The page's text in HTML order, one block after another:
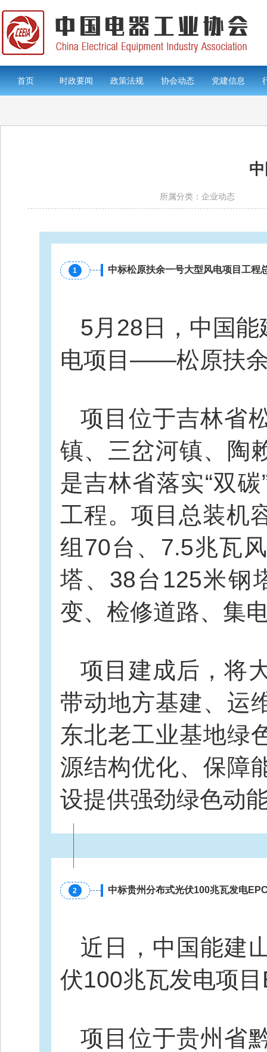
首页 时政要闻 政策法规 协会动态 党建信息
所属分类：企业动态
1 中标松原扶余一号大型风电项目工程
5月28日，中国
电项目——松原扶余
项目位于吉林省
镇、三岔河镇、陶
是吉林省落实“双
工程。项目总装机
组70台、7.5兆瓦
塔、38台125米钢
变、检修道路、集
项目建成后，将
带动地方基建、运
东北老工业基地绿
源结构优化、保障
设提供强劲绿色动
2 中标贵州分布式光伏100兆瓦发电
近日，中国能建
伏100兆瓦发电项
项目位于贵州省